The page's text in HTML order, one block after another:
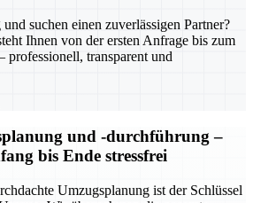
suchen einen zuverlässigen Partner?
Ihnen von der ersten Anfrage bis zum
professionell, transparent und
und -durchführung –
bis Ende stressfrei
Umzugsplanung ist der Schlüssel